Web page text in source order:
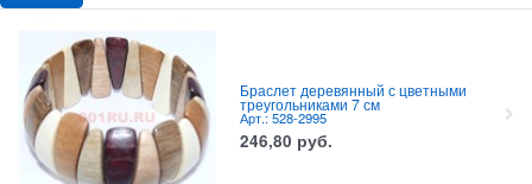
Браслет деревянный с цветными
треугольниками 7 см
Арт.: 528-2995
246,80 руб.